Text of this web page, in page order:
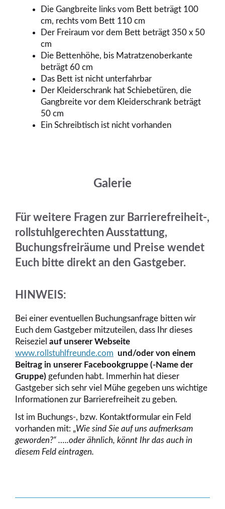
Die Gangbreite links vom Bett beträgt 100
cm, rechts vom Bett 110 cm
Der Freiraum vor dem Bett beträgt 350 x 50
cm
Die Bettenhöhe, bis Matratzenoberkante
beträgt 60 cm
Das Bett ist nicht unterfahrbar
Der Kleiderschrank hat Schiebetüren, die
Gangbreite vor dem Kleiderschrank beträgt
50 cm
Ein Schreibtisch ist nicht vorhanden
Galerie
Für weitere Fragen zur Barrierefreiheit-,
rollstuhlgerechten Ausstattung,
Buchungsfreiräume und Preise wendet
Euch bitte direkt an den Gastgeber.
HINWEIS:
Bei einer eventuellen Buchungsanfrage bitten wir
Euch dem Gastgeber mitzuteilen, dass Ihr dieses
Reiseziel auf unserer Webseite
www.rollstuhlfreunde.com und/oder von einem
Beitrag in unserer Facebookgruppe (-Name der
Gruppe) gefunden habt. Immerhin hat dieser
Gastgeber sich sehr viel Mühe gegeben uns wichtige
Informationen zur Barrierefreiheit zu geben.
Ist im Buchungs-, bzw. Kontaktformular ein Feld
vorhanden mit: „Wie sind Sie auf uns aufmerksam
geworden?“ …..oder ähnlich, könnt Ihr das auch in
diesem Feld eintragen.